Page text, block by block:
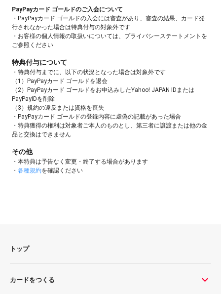
PayPayカード ゴールドのご入会について
・PayPayカード ゴールドの入会には審査があり、審査の結果、カード発
行されなかった場合は特典付与の対象外です
・お客様の個人情報の取扱いについては、プライバシーステートメントを
ご参照ください
特典付与について
・特典付与までに、以下の状況となった場合は対象外です
（1）PayPayカード ゴールドを退会
（2）PayPayカード ゴールドをお申込みしたYahoo! JAPAN IDまたは
PayPayIDを削除
（3）規約の違反または資格を喪失
・PayPayカード ゴールドの登録内容に虚偽の記載があった場合
・特典獲得の権利は対象者ご本人のものとし、第三者に譲渡または他の金
品と交換はできません
その他
・本特典は予告なく変更・終了する場合があります
・ 各種規約を確認ください
トップ
カードをつくる